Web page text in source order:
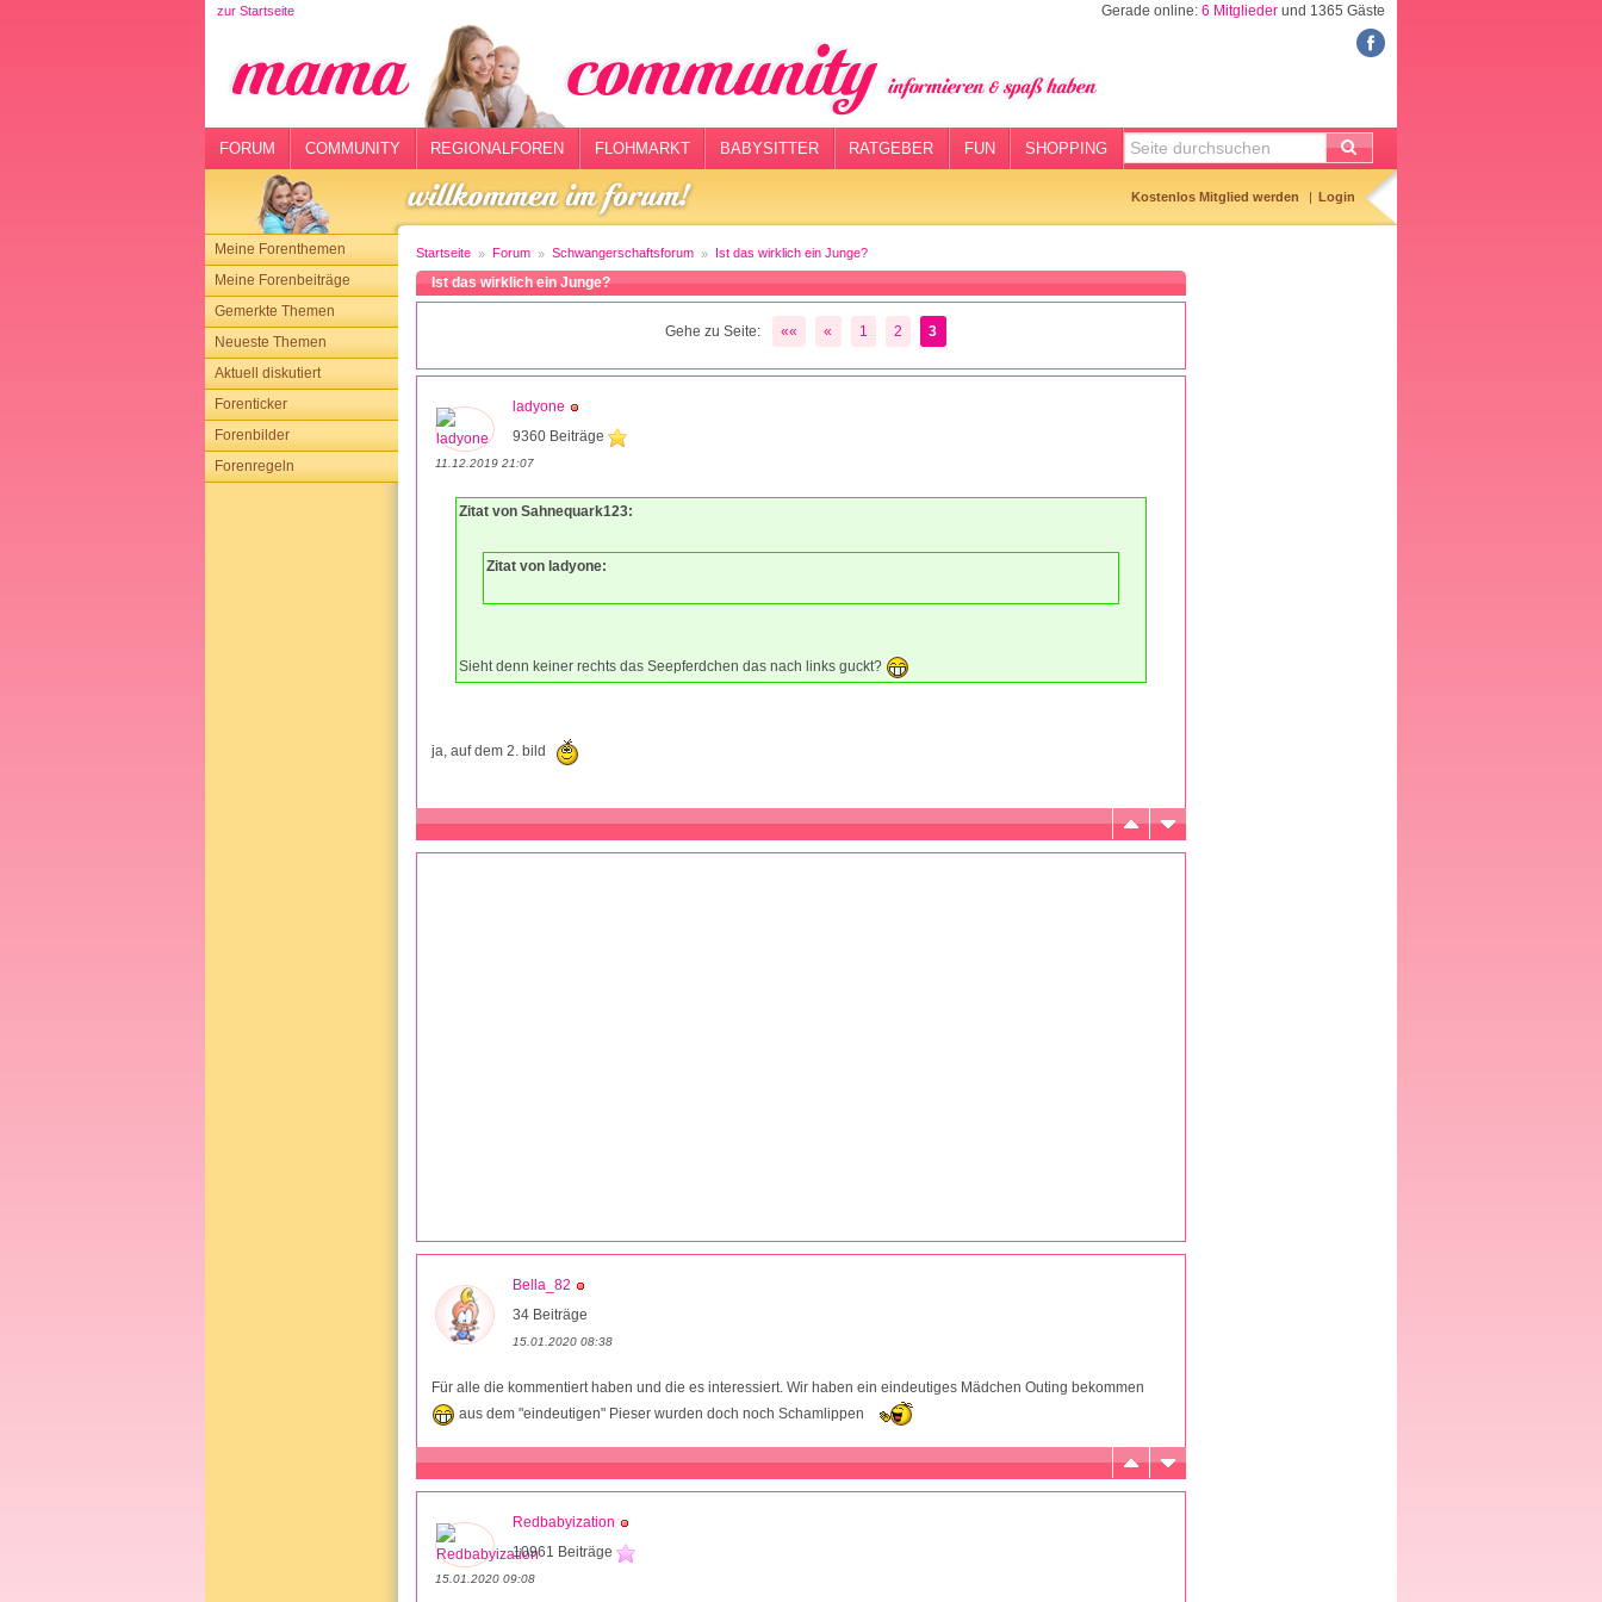
zur Startseite Gerade online: 6 Mitglieder und 1365 Gäste
FORUM COMMUNITY REGIONALFOREN FLOHMARKT BABYSITTER RATGEBER FUN SHOPPING
Kostenlos Mitglied werden Login
Meine Forenthemen
Meine Forenbeiträge
Gemerkte Themen
Neueste Themen
Aktuell diskutiert
Forenticker
Forenbilder
Forenregeln
Startseite Forum Schwangerschaftsforum Ist das wirklich ein Junge?
Ist das wirklich ein Junge?
Gehe zu Seite: «« « 1 2 3
ladyone
9360 Beiträge
11.12.2019 21:07
Zitat von Sahnequark123:
Zitat von ladyone:
Sieht denn keiner rechts das Seepferdchen das nach links guckt?
ja, auf dem 2. bild
Bella_82
34 Beiträge
15.01.2020 08:38
Für alle die kommentiert haben und die es interessiert. Wir haben ein eindeutiges Mädchen Outing bekommen
aus dem "eindeutigen" Pieser wurden doch noch Schamlippen
Redbabyization
10961 Beiträge
15.01.2020 09:08